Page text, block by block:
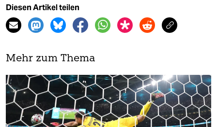
Diesen Artikel teilen
Mehr zum Thema